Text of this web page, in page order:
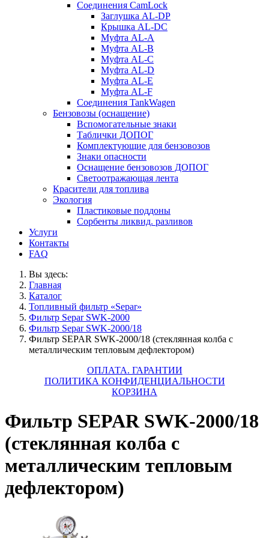
Соединения CamLock
Заглушка AL-DP
Крышка AL-DC
Муфта AL-A
Муфта AL-B
Муфта AL-C
Муфта AL-D
Муфта AL-E
Муфта AL-F
Соединения TankWagen
Бензовозы (оснащение)
Вспомогательные знаки
Таблички ДОПОГ
Комплектующие для бензовозов
Знаки опасности
Оснащение бензовозов ДОПОГ
Светоотражающая лента
Красители для топлива
Экология
Пластиковые поддоны
Сорбенты ликвид. разливов
Услуги
Контакты
FAQ
Вы здесь:
Главная
Каталог
Топливный фильтр «Separ»
Фильтр Separ SWK-2000
Фильтр Separ SWK-2000/18
Фильтр SEPAR SWK-2000/18 (стеклянная колба с
металлическим тепловым дефлектором)
ОПЛАТА. ГАРАНТИИ
ПОЛИТИКА КОНФИДЕНЦИАЛЬНОСТИ
КОРЗИНА
Фильтр SEPAR SWK-2000/18
(стеклянная колба с
металлическим тепловым
дефлектором)